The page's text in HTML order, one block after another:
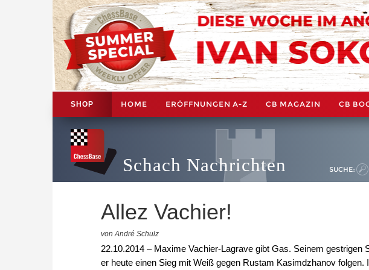
SHOP HOME ERÖFFNUNGEN A-Z CB MAGAZIN CB
Schach Nachrichten SUCHE:
Allez Vachier!
von André Schulz
22.10.2014 – Maxime Vachier-Lagrave gibt Gas. Seinem gestrigen
er heute einen Sieg mit Weiß gegen Rustam Kasimdzhanov